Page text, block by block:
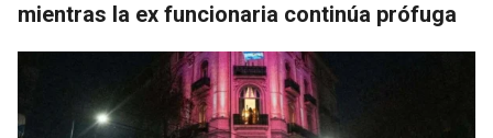
mientras la ex funcionaria continúa prófuga